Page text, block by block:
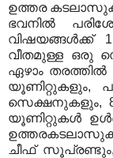
ഉത്തര
ഭവനില്‍
വിഷയങ്ങള്‍ക്ക്
വീതമുള്ള ഒരു
ഏഴാം തരത്തില്‍
യൂണിറ്റുകളും,
സെക്ഷനുകളും,
യൂണിറ്റുകള്‍
ചീഫ്